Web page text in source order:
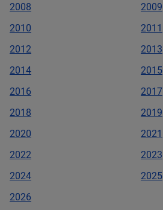
2008
2009
2010
2011
2012
2013
2014
2015
2016
2017
2018
2019
2020
2021
2022
2023
2024
2025
2026